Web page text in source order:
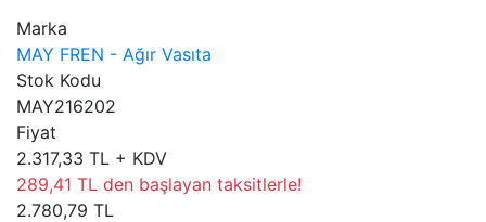
Marka
MAY FREN - Ağır Vasıta
Stok Kodu
MAY216202
Fiyat
2.317,33 TL + KDV
289,41 TL den başlayan taksitlerle!
2.780,79 TL